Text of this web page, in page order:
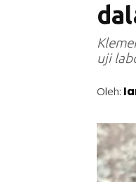
uji
Oleh: